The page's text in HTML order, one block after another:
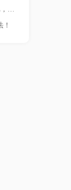
怎么把pdf文件大小变小一点？四种方法对比，一看就懂！